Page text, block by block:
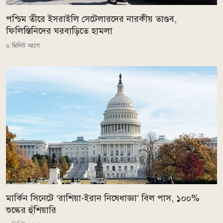
পশ্চিম তীরে ইসরাইলি সেটেলারদের নারকীয় তাণ্ডব,
ফিলিস্তিনিদের ঘরবাড়িতে হামলা
০ মিনিট আগে
মার্কিন সিনেটে ‘রাশিয়া-ইরান নিষেধাজ্ঞা’ বিল পাস, ১০০%
শুল্কের হুঁশিয়ারি